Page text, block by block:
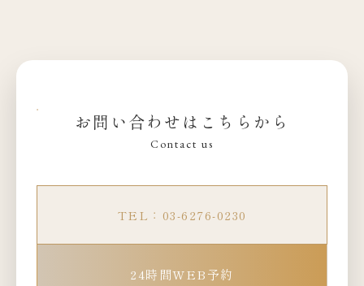
お問い合わせはこちらから
Contact us
TEL：03-6276-0230
24時間WEB予約